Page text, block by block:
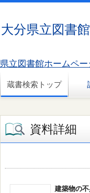
大分県立図書
県立図書館ホームペ
蔵書検索トップ
資料詳細
建築物の